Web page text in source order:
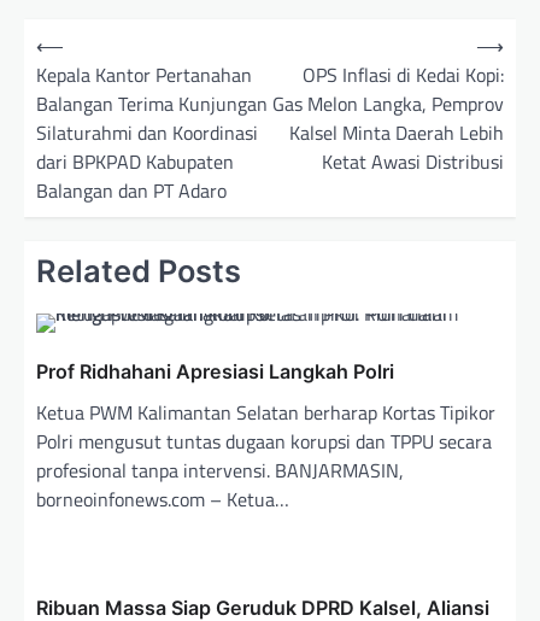
N
a
⟵
Kepala Kantor Pertanahan
Balangan Terima Kunjungan
Silaturahmi dan Koordinasi
dari BPKPAD Kabupaten
Balangan dan PT Adaro
OPS Inflasi di Kedai Kopi:
Gas Melon Langka, Pemprov
Kalsel Minta Daerah Lebih
Ketat Awasi Distribusi
⟶
Related Posts
Prof Ridhahani Apresiasi Langkah Polri
Ketua PWM Kalimantan Selatan berharap Kortas Tipikor
Polri mengusut tuntas dugaan korupsi dan TPPU secara
profesional tanpa intervensi. BANJARMASIN,
borneoinfonews.com – Ketua…
Ribuan Massa Siap Geruduk DPRD Kalsel, Aliansi